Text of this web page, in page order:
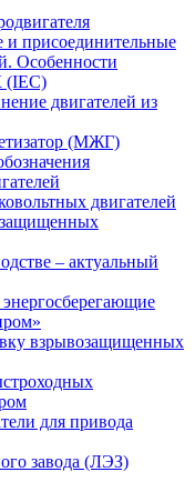
и присоединительные
Особенности
(IEC)
двигателей из
(МЖГ)
двигателей
– актуальный
взрывозащищенных
для привода
завода (ЛЭЗ)